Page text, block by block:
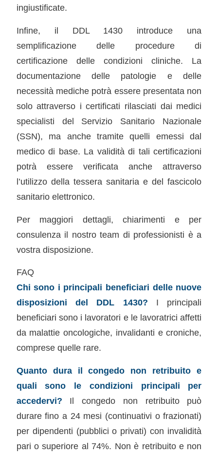
ingiustificate.
Infine, il DDL 1430 introduce una
semplificazione delle procedure di
certificazione delle condizioni cliniche. La
documentazione delle patologie e delle
necessità mediche potrà essere presentata non
solo attraverso i certificati rilasciati dai medici
specialisti del Servizio Sanitario Nazionale
(SSN), ma anche tramite quelli emessi dal
medico di base. La validità di tali certificazioni
potrà essere verificata anche attraverso
l’utilizzo della tessera sanitaria e del fascicolo
sanitario elettronico.
Per maggiori dettagli, chiarimenti e per
consulenza il nostro team di professionisti è a
vostra disposizione.
FAQ
Chi sono i principali beneficiari delle nuove
disposizioni del DDL 1430? I principali
beneficiari sono i lavoratori e le lavoratrici affetti
da malattie oncologiche, invalidanti e croniche,
comprese quelle rare.
Quanto dura il congedo non retribuito e
quali sono le condizioni principali per
accedervi? Il congedo non retribuito può
durare fino a 24 mesi (continuativi o frazionati)
per dipendenti (pubblici o privati) con invalidità
pari o superiore al 74%. Non è retribuito e non